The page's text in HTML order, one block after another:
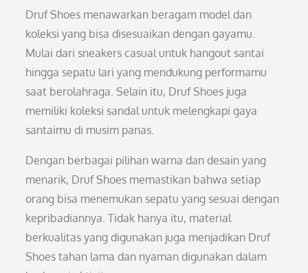
Druf Shoes menawarkan beragam model dan
koleksi yang bisa disesuaikan dengan gayamu.
Mulai dari sneakers casual untuk hangout santai
hingga sepatu lari yang mendukung performamu
saat berolahraga. Selain itu, Druf Shoes juga
memiliki koleksi sandal untuk melengkapi gaya
santaimu di musim panas.
Dengan berbagai pilihan warna dan desain yang
menarik, Druf Shoes memastikan bahwa setiap
orang bisa menemukan sepatu yang sesuai dengan
kepribadiannya. Tidak hanya itu, material
berkualitas yang digunakan juga menjadikan Druf
Shoes tahan lama dan nyaman digunakan dalam